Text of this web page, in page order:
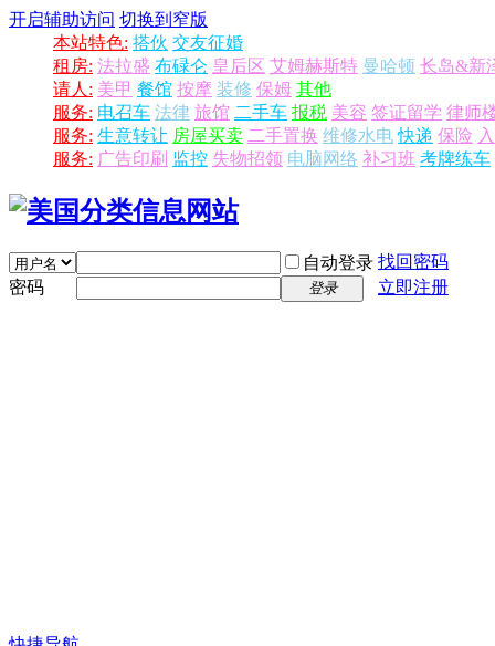
开启辅助访问 切换到窄版
本站特色: 搭伙 交友征婚
租房: 法拉盛 布碌仑 皇后区 艾姆赫斯特 曼哈顿 长岛&新
请人: 美甲 餐馆 按摩 装修 保姆 其他
服务: 电召车 法律 旅馆 二手车 报税 美容 签证留学 律师
服务: 生意转让 房屋买卖 二手置换 维修水电 快递 保险
服务: 广告印刷 监控 失物招领 电脑网络 补习班 考牌练车
自动登录 找回密码
密码
登录 立即注册